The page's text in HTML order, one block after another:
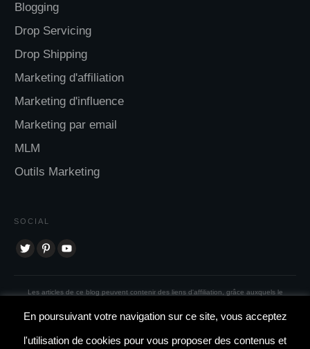
Blogging
Drop Servicing
Drop Shipping
Marketing d'affiliation
Marketing d'influence
Marketing par email
MLM
Outils Marketing
SOCIAL
Les articles de ce blog peuvent contenir des liens d'affiliation, grâce auxquels le
En poursuivant votre navigation sur ce site, vous acceptez
l'utilisation de cookies pour vous proposer des contenus et